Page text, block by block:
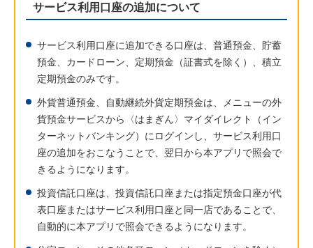
サービス利用口座の追加について
サービス利用口座に追加できる口座は、普通預金、貯蓄
預金、カードローン、定期預金（証書式を除く）、積立
定期預金のみです。
外貨普通預金、自動継続外貨定期預金は、メニューの外
貨預金サービスから〈はまぎん〉マイダイレクト（イン
ターネットバンキング）にログインし、サービス利用口
座の追加をおこなうことで、翌日から本アプリで照会で
きるようになります。
投資信託口座は、投資信託口座または指定預金口座が代
表口座またはサービス利用口座と同一店であることで、
自動的に本アプリで照会できるようになります。